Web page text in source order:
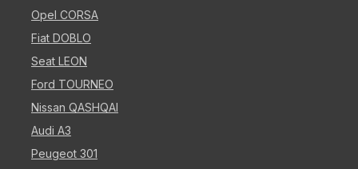
Opel CORSA
Fiat DOBLO
Seat LEON
Ford TOURNEO
Nissan QASHQAI
Audi A3
Peugeot 301